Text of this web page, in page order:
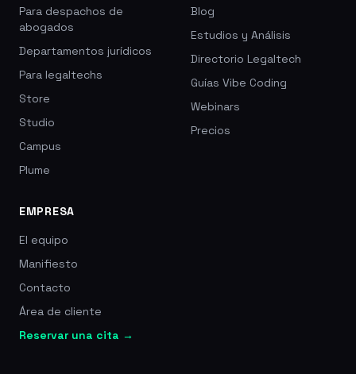
Para despachos de
abogados
Departamentos jurídicos
Para legaltechs
Store
Studio
Campus
Plume
Blog
Estudios y Análisis
Directorio Legaltech
Guías Vibe Coding
Webinars
Precios
EMPRESA
El equipo
Manifiesto
Contacto
Área de cliente
Reservar una cita →